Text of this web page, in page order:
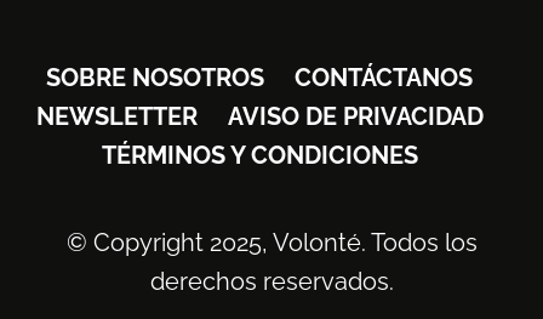
SOBRE NOSOTROS
CONTÁCTANOS
NEWSLETTER
AVISO DE PRIVACIDAD
TÉRMINOS Y CONDICIONES
© Copyright 2025, Volonté. Todos los
derechos reservados.